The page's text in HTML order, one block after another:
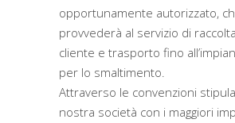
opportunamente autorizzato,
provvederà al servizio di
cliente e trasporto fino
per lo smaltimento.
Attraverso le convenzioni
nostra società con i maggiori